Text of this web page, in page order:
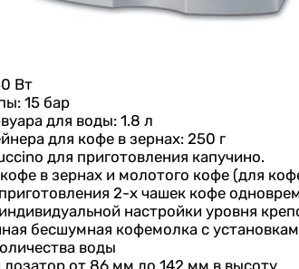
Вт
15 бар
для воды: 1.8 л
для кофе в зернах: 250 г
для приготовления капучино.
в зернах и молотого кофе (для
2-х чашек кофе
настройки уровня
бесшумная кофемолка с
воды